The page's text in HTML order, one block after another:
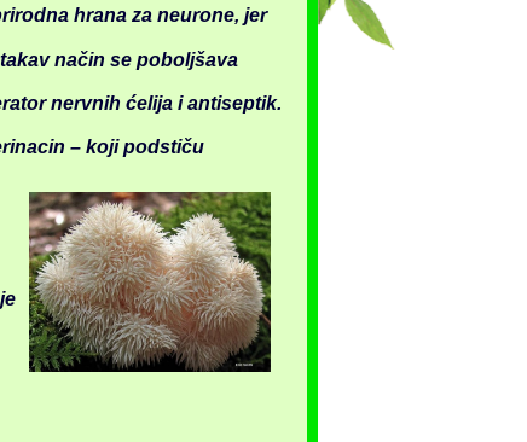
hrana za neurone, jer
način se poboljšava
nervnih ćelija i antiseptik.
– koji podstiču